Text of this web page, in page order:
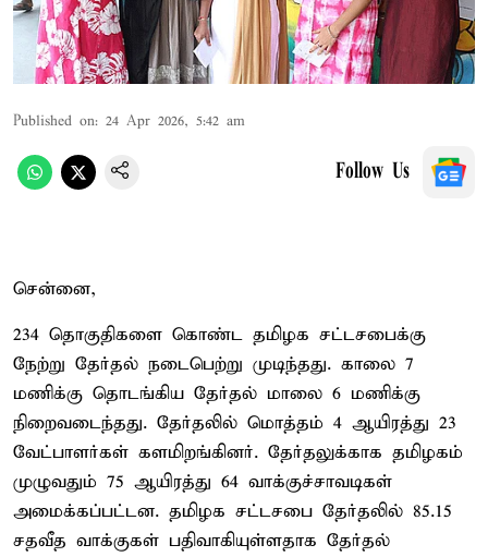
Published on: 24 Apr 2026, 5:42 am
Follow Us
சென்னை,
234 தொகுதிகளை கொண்ட தமிழக சட்டசபைக்கு
நேற்று தேர்தல் நடைபெற்று முடிந்தது. காலை 7
மணிக்கு தொடங்கிய தேர்தல் மாலை 6 மணிக்கு
நிறைவடைந்தது. தேர்தலில் மொத்தம் 4 ஆயிரத்து 23
வேட்பாளர்கள் களமிறங்கினர். தேர்தலுக்காக தமிழகம்
முழுவதும் 75 ஆயிரத்து 64 வாக்குச்சாவடிகள்
அமைக்கப்பட்டன. தமிழக சட்டசபை தேர்தலில் 85.15
சதவீத வாக்குகள் பதிவாகியுள்ளதாக தேர்தல்